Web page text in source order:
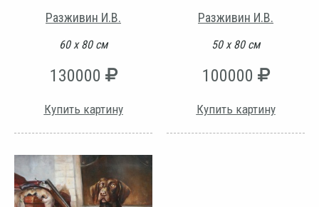
Разживин И.В.
60 х 80 см
130000
Купить картину
Разживин И.В.
50 х 80 см
100000
Купить картину